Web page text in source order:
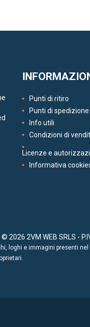
Punti di ritiro
Punti di spedizione
Info utili
Condizioni di
Licenze e
Informativa
2026 2VM WEB SRLS -
loghi e immagini presenti nel